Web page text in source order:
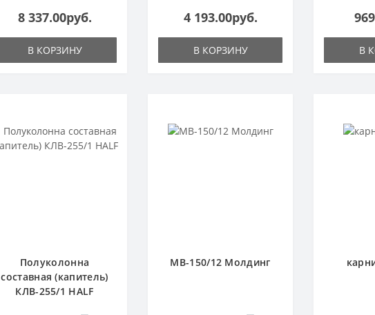
8 337.00руб.
В КОРЗИНУ
4 193.00руб.
В КОРЗИНУ В
Полуколонна
составная (капитель)
КЛВ-255/1 HALF
МВ-150/12 Молдинг